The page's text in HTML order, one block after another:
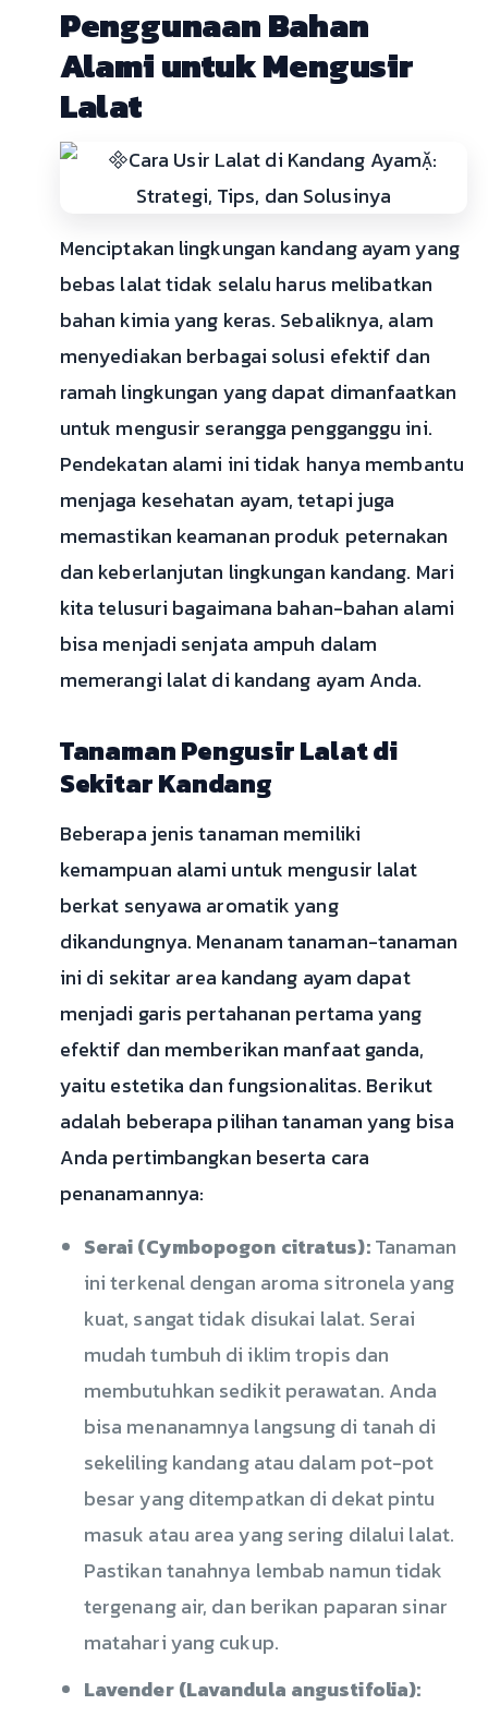
Penggunaan Bahan
Alami untuk Mengusir
Lalat
Menciptakan lingkungan kandang ayam yang
bebas lalat tidak selalu harus melibatkan
bahan kimia yang keras. Sebaliknya, alam
menyediakan berbagai solusi efektif dan
ramah lingkungan yang dapat dimanfaatkan
untuk mengusir serangga pengganggu ini.
Pendekatan alami ini tidak hanya membantu
menjaga kesehatan ayam, tetapi juga
memastikan keamanan produk peternakan
dan keberlanjutan lingkungan kandang. Mari
kita telusuri bagaimana bahan-bahan alami
bisa menjadi senjata ampuh dalam
memerangi lalat di kandang ayam Anda.
Tanaman Pengusir Lalat di
Sekitar Kandang
Beberapa jenis tanaman memiliki
kemampuan alami untuk mengusir lalat
berkat senyawa aromatik yang
dikandungnya. Menanam tanaman-tanaman
ini di sekitar area kandang ayam dapat
menjadi garis pertahanan pertama yang
efektif dan memberikan manfaat ganda,
yaitu estetika dan fungsionalitas. Berikut
adalah beberapa pilihan tanaman yang bisa
Anda pertimbangkan beserta cara
penanamannya:
Serai (Cymbopogon citratus):Tanaman
ini terkenal dengan aroma sitronela yang
kuat, sangat tidak disukai lalat. Serai
mudah tumbuh di iklim tropis dan
membutuhkan sedikit perawatan. Anda
bisa menanamnya langsung di tanah di
sekeliling kandang atau dalam pot-pot
besar yang ditempatkan di dekat pintu
masuk atau area yang sering dilalui lalat.
Pastikan tanahnya lembab namun tidak
tergenang air, dan berikan paparan sinar
matahari yang cukup.
Lavender (Lavandula angustifolia):